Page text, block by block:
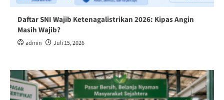
Daftar SNI Wajib Ketenagalistrikan 2026: Kipas Angin
Masih Wajib?
admin Juli 15, 2026